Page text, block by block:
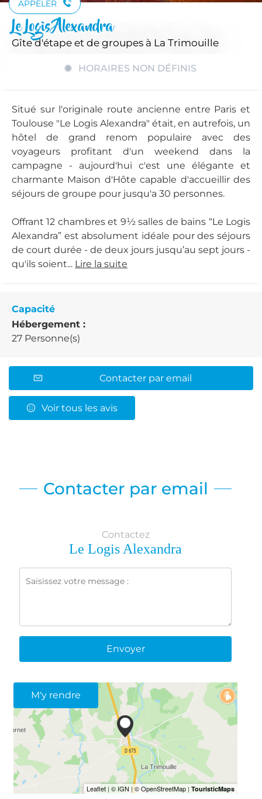
APPELER
Le Logis Alexandra
Gîte d'étape et de groupes à La Trimouille
HORAIRES NON DÉFINIS
Situé sur l'originale route ancienne entre Paris et
Toulouse "Le Logis Alexandra" était, en autrefois, un
hôtel de grand renom populaire avec des
voyageurs profitant d'un weekend dans la
campagne - aujourd'hui c'est une élégante et
charmante Maison d'Hôte capable d'accueillir des
séjours de groupe pour jusqu'a 30 personnes.
Offrant 12 chambres et 9½ salles de bains “Le Logis
Alexandra” est absolument idéale pour des séjours
de court durée - de deux jours jusqu’au sept jours -
qu'ils soient... Lire la suite
Capacité
Hébergement :
27 Personne(s)
Contacter par email
Voir tous les avis
Contacter par email
Contactez
Le Logis Alexandra
Envoyer
M'y rendre